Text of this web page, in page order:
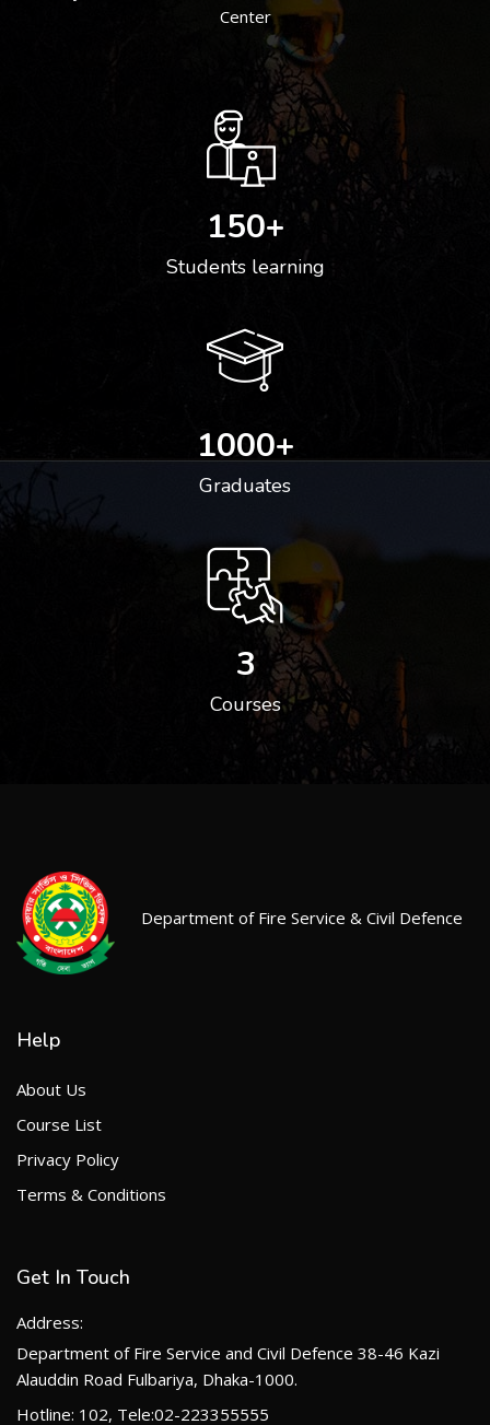
Center
150+
Students learning
1000+
Graduates
3
Courses
Department of Fire Service & Civil Defence
Help
About Us
Course List
Privacy Policy
Terms & Conditions
Get In Touch
Address:
Department of Fire Service and Civil Defence 38-46 Kazi
Alauddin Road Fulbariya, Dhaka-1000.
Hotline: 102, Tele:02-223355555